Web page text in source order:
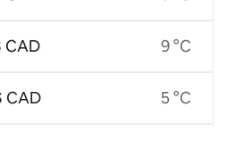
CAD
CAD
9 °C
5 °C